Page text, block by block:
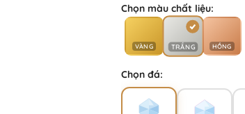
Chọn màu chất liệu:
VÀNG TRẮNG HỒNG
Chọn đá: